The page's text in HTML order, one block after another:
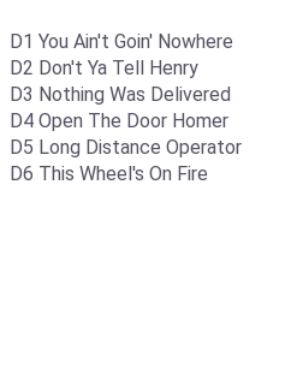
D1 You Ain't Goin' Nowhere
D2 Don't Ya Tell Henry
D3 Nothing Was Delivered
D4 Open The Door Homer
D5 Long Distance Operator
D6 This Wheel's On Fire